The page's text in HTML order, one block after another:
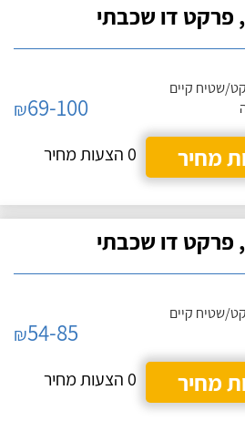
דו שכבתי
שטיח קיים
₪69-100
מחיר
0 הצעות מחיר
דו שכבתי
שטיח קיים
₪54-85
מחיר
0 הצעות מחיר